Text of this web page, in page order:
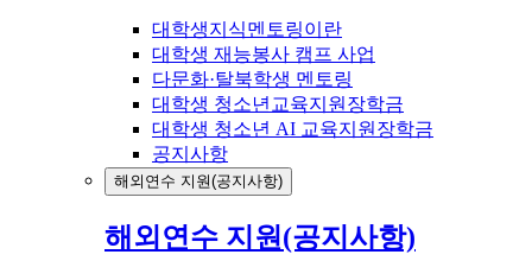
대학생지식멘토링이란
대학생 재능봉사 캠프 사업
다문화·탈북학생 멘토링
대학생 청소년교육지원장학금
대학생 청소년 AI 교육지원장학금
공지사항
해외연수 지원(공지사항)
해외연수 지원(공지사항)